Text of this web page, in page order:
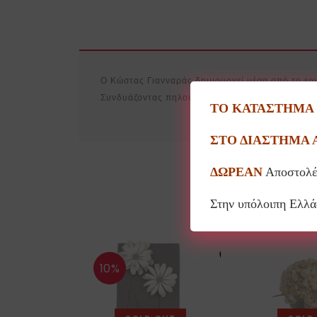
Ο Κώστας Γιανναράς δημιουργεί μέσα από το
Συνδυάζοντας πηλούς σε γήινα χρώματα και τη
10%
ΤΟ ΚΑΤΑΣΤΗΜΑ
ΣΤΟ ΔΙΑΣΤΗΜΑ
ΔΩΡΕΑΝ
Στην υπόλοιπη